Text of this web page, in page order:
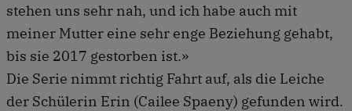
stehen uns sehr nah, und ich habe auch mit
meiner Mutter eine sehr enge Beziehung gehabt,
bis sie 2017 gestorben ist.»
Die Serie nimmt richtig Fahrt auf, als die Leiche
der Schülerin Erin (Cailee Spaeny) gefunden wird.